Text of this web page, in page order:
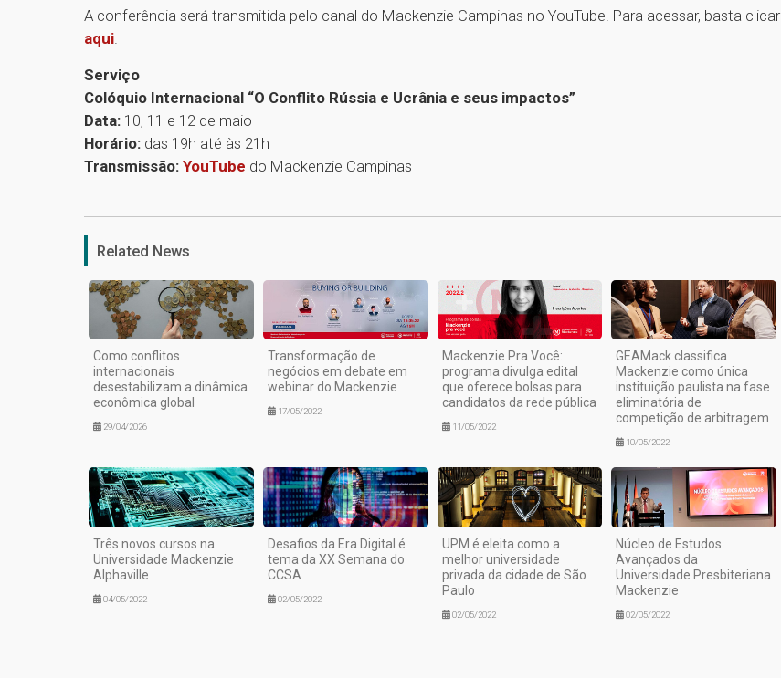
A conferência será transmitida pelo canal do Mackenzie Campinas no YouTube. Para acessar, basta clicar
aqui
Serviço
Colóquio Internacional “O Conflito Rússia e Ucrânia e seus impactos”
Data: 10, 11 e 12 de maio
Horário: das 19h até às 21h
Transmissão: YouTube do Mackenzie Campinas
Related News
Como conflitos
internacionais
desestabilizam a dinâmica
econômica global
29/04/2026
Transformação de
negócios em debate em
webinar do Mackenzie
17/05/2022
Mackenzie Pra Você:
programa divulga edital
que oferece bolsas para
candidatos da rede pública
11/05/2022
GEAMack classifica
Mackenzie como única
instituição paulista na fase
eliminatória de
competição de arbitragem
10/05/2022
Três novos cursos na
Universidade Mackenzie
Alphaville
04/05/2022
Desafios da Era Digital é
tema da XX Semana do
CCSA
02/05/2022
UPM é eleita como a
melhor universidade
privada da cidade de São
Paulo
02/05/2022
Núcleo de Estudos
Avançados da
Universidade Presbiteriana
Mackenzie
02/05/2022